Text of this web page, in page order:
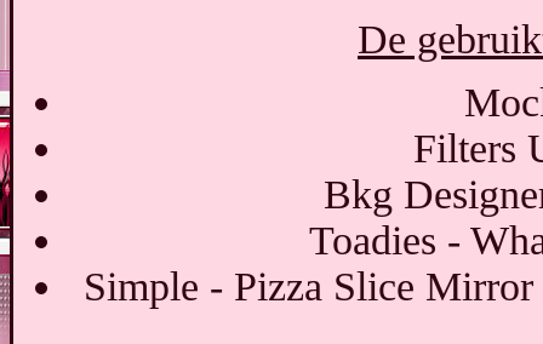
De
Filters
Bkg
Toadies -
Simple - Pizza Slice